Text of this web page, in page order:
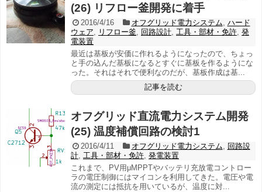
(26) リフロー釜開発に着手
2016/4/16 オフグリッド電力システム, ハード
ウェア, リフロー釜, 回路設計, 工具・部材・免許, 発
電装置
最近は基板が安価に作れるようになったので、ちょっ
と手の込んだ基板になるとすぐに基板を作るようにな
った。それはそれで便利なのだが、基板作成は基...
記事を読む
オフグリッド直流電力システム開発
(25) 温度補償回路の検討1
2016/4/11 オフグリッド電力システム, 回路設
計, 工具・部材・免許, 発電装置
これまで、PV用μMPPTやバッテリ充放電コントロー
ラの電圧制御にはマイコンを利用してきた。電圧や電
流の測定には抵抗を用いているが、温度に対...